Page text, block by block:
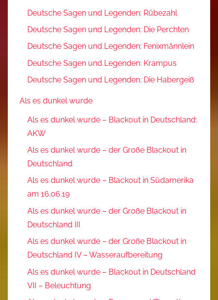
Deutsche Sagen und Legenden: Rübezahl
Deutsche Sagen und Legenden: Die Perchten
Deutsche Sagen und Legenden: Fenixmännlein
Deutsche Sagen und Legenden: Krampus
Deutsche Sagen und Legenden: Die Habergeiß
Als es dunkel wurde
Als es dunkel wurde – Blackout in Deutschland:
AKW
Als es dunkel wurde – der Große Blackout in
Deutschland
Als es dunkel wurde – Blackout in Südamerika
am 16.06.19
Als es dunkel wurde – der Große Blackout in
Deutschland III
Als es dunkel wurde – der Große Blackout in
Deutschland IV – Wasseraufbereitung
Als es dunkel wurde – Blackout in Deutschland
VII – Beleuchtung